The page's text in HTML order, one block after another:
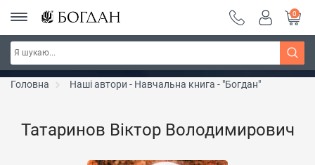
Серія "Вандербікери" ~ знижка 25%
0
Головна Наші автори - Навчальна книга - "Богдан"
Татаринов Віктор Володимирович